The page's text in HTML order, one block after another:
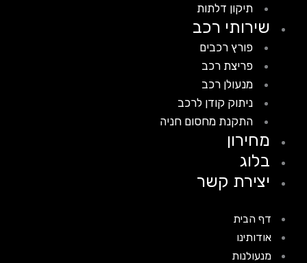
תיקון דלתות
שירותי רכב
פורץ רכבים
פריצת רכב
מנעולן רכב
ניתוק קודן לרכב
התקנת מחסום חניה
מחירון
בלוג
יצירת קשר
דף הבית
אודותינו
מנעולנות